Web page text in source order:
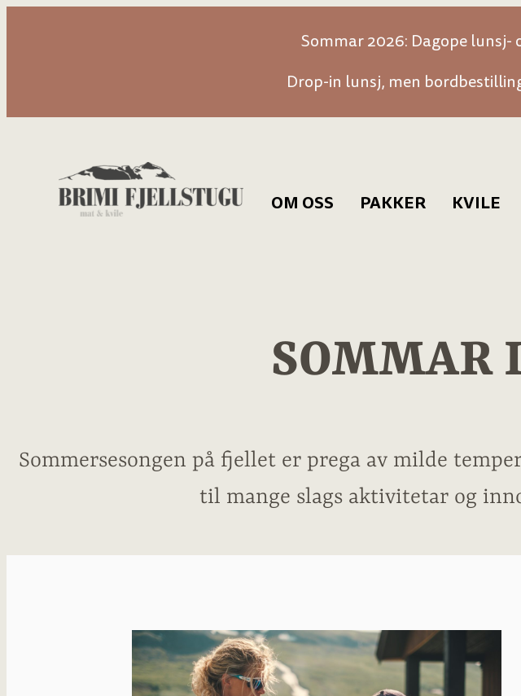
Sommar 2026: Dagope lunsj-
Drop-in lunsj, men
OM OSS PAKKER KVILE
SOMMAR
Sommersesongen på fjellet er prega av milde
til mange slags aktivitetar og